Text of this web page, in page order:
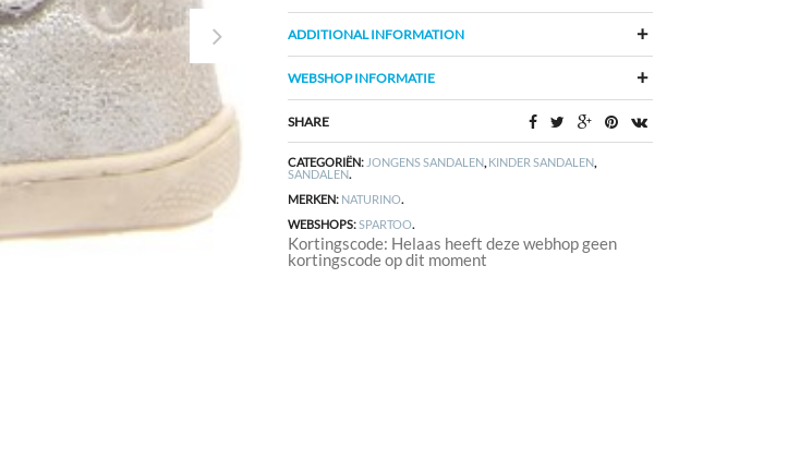
ADDITIONAL INFORMATION
WEBSHOP INFORMATIE
SHARE
CATEGORIËN: JONGENS SANDALEN, KINDER SANDALEN,
SANDALEN.
MERKEN: NATURINO.
WEBSHOPS:SPARTOO.
Kortingscode: Helaas heeft deze webhop geen
kortingscode op dit moment